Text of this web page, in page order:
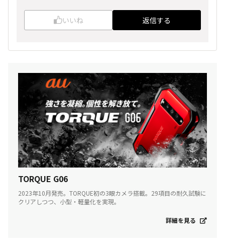
いいね 返信する
TORQUE G06
2023年10月発売。TORQUE初の3眼カメラ搭載。29項目の耐久試験に
クリアしつつ、小型・軽量化を実現。
詳細を見る